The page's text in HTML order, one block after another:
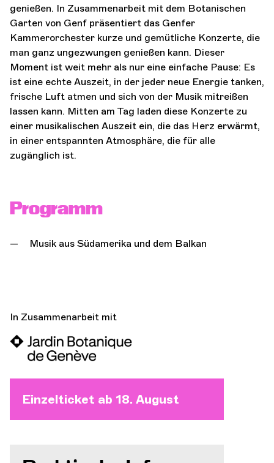
genießen. In Zusammenarbeit mit dem Botanischen
Garten von Genf präsentiert das Genfer
Kammerorchester kurze und gemütliche Konzerte, die
man ganz ungezwungen genießen kann. Dieser
Moment ist weit mehr als nur eine einfache Pause: Es
ist eine echte Auszeit, in der jeder neue Energie tanken,
frische Luft atmen und sich von der Musik mitreißen
lassen kann. Mitten am Tag laden diese Konzerte zu
einer musikalischen Auszeit ein, die das Herz erwärmt,
in einer entspannten Atmosphäre, die für alle
zugänglich ist.
Programm
Musik aus Südamerika und dem Balkan
In Zusammenarbeit mit
Einzelticket ab 18. August